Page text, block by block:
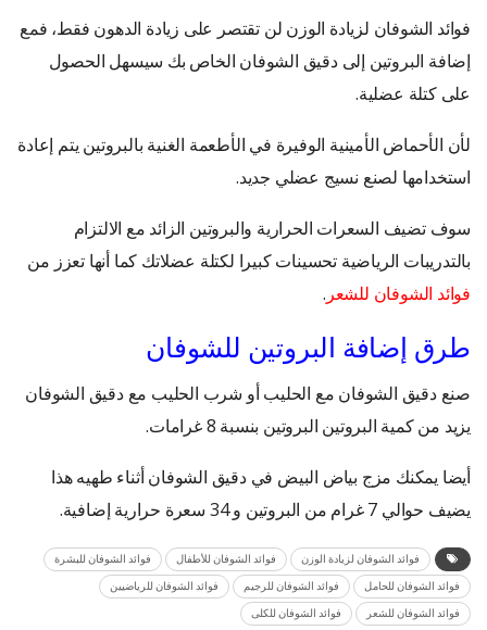
فوائد الشوفان لزيادة الوزن لن تقتصر على زيادة الدهون فقط، فمع
إضافة البروتين إلى دقيق الشوفان الخاص بك سيسهل الحصول
على كتلة عضلية.
لأن الأحماض الأمينية الوفيرة في الأطعمة الغنية بالبروتين يتم إعادة
استخدامها لصنع نسيج عضلي جديد.
سوف تضيف السعرات الحرارية والبروتين الزائد مع الالتزام
بالتدريبات الرياضية تحسينات كبيرا لكتلة عضلاتك كما أنها تعزز من
فوائد الشوفان للشعر .
طرق إضافة البروتين للشوفان
صنع دقيق الشوفان مع الحليب أو شرب الحليب مع دقيق الشوفان
يزيد من كمية البروتين البروتين بنسبة 8 غرامات.
أيضا يمكنك مزج بياض البيض في دقيق الشوفان أثناء طهيه هذا
يضيف حوالي 7 غرام من البروتين و 34 سعرة حرارية إضافية.
فوائد الشوفان لزيادة الوزن فوائد الشوفان للأطفال فوائد الشوفان للبشرة
فوائد الشوفان للحامل فوائد الشوفان للرجيم فوائد الشوفان للرياضيين
فوائد الشوفان للشعر فوائد الشوفان للكلى